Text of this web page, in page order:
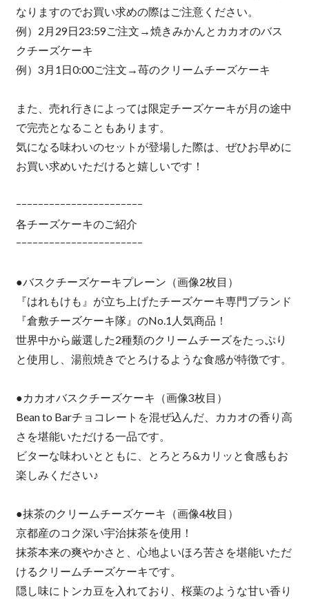
なりますのでお買い求めの際はご注意ください。
例）2月29日23:59ご注文→焼きみかんとカカオのバス
クチーズケーキ
例）3月1日0:00ご注文→苺のクリームチーズケーキ
また、売れ行きによっては限定チーズケーキが月の途中
で完売となることもあります。
気になる味わいのセットが登場した際は、ぜひお早めに
お買い求めいただけると嬉しいです！
ｰｰｰｰｰｰｰｰｰｰｰｰｰｰｰｰｰｰｰｰｰｰｰ
各チーズケーキのご紹介
ｰｰｰｰｰｰｰｰｰｰｰｰｰｰｰｰｰｰｰｰｰｰｰ
●バスクチーズケーキプレーン（画像2枚目）
『はれもけも』が立ち上げたチーズケーキ専門ブランド
『倉敷チーズケーキ隊』のNo.1人気商品！
世界中から厳選した2種類のクリームチーズをたっぷり
と使用し、湯煎焼きでとろけるような食感が特徴です。
●カカオバスクチーズケーキ（画像3枚目）
Bean to Barチョコレートを混ぜ込んだ、カカオの香り高
さを堪能いただける一品です。
ビターな味わいとともに、とろとろ&カリッと食感もお
楽しみください♪
●抹茶のクリームチーズケーキ（画像4枚目）
京都産のコク深い宇治抹茶を使用！
抹茶本来の爽やかさと、心地よいほろ苦さを堪能いただ
けるクリームチーズケーキです。
隠し味にトンカ豆を入れており、桜葉のような甘い香り